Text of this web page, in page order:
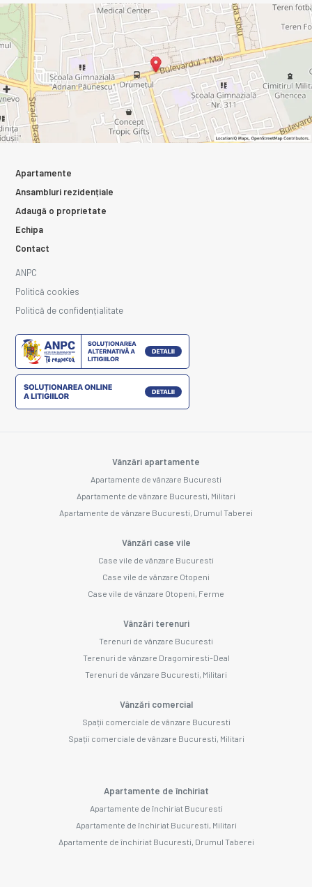
Apartamente
Ansambluri rezidențiale
Adaugă o proprietate
Echipa
Contact
ANPC
Politică cookies
Politică de confidențialitate
Vânzări apartamente
Apartamente de vânzare Bucuresti
Apartamente de vânzare Bucuresti, Militari
Apartamente de vânzare Bucuresti, Drumul Taberei
Vânzări case vile
Case vile de vânzare Bucuresti
Case vile de vânzare Otopeni
Case vile de vânzare Otopeni, Ferme
Vânzări terenuri
Terenuri de vânzare Bucuresti
Terenuri de vânzare Dragomiresti-Deal
Terenuri de vânzare Bucuresti, Militari
Vânzări comercial
Spații comerciale de vânzare Bucuresti
Spații comerciale de vânzare Bucuresti, Militari
Apartamente de închiriat
Apartamente de închiriat Bucuresti
Apartamente de închiriat Bucuresti, Militari
Apartamente de închiriat Bucuresti, Drumul Taberei